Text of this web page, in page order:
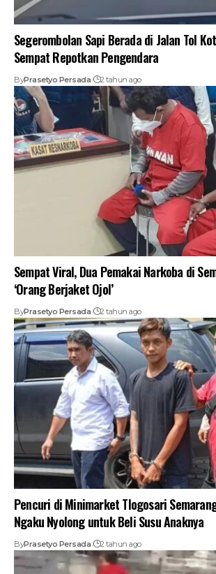
Segerombolan Sapi Berada di Jalan Tol
Sempat Repotkan Pengendara
ByPrasetyo Persada 2 tahun ago
Sempat Viral, Dua Pemakai Narkoba di
‘Orang Berjaket Ojol’
ByPrasetyo Persada 2 tahun ago
Pencuri di Minimarket Tlogosari
Ngaku Nyolong untuk Beli Susu Anaknya
ByPrasetyo Persada 2 tahun ago